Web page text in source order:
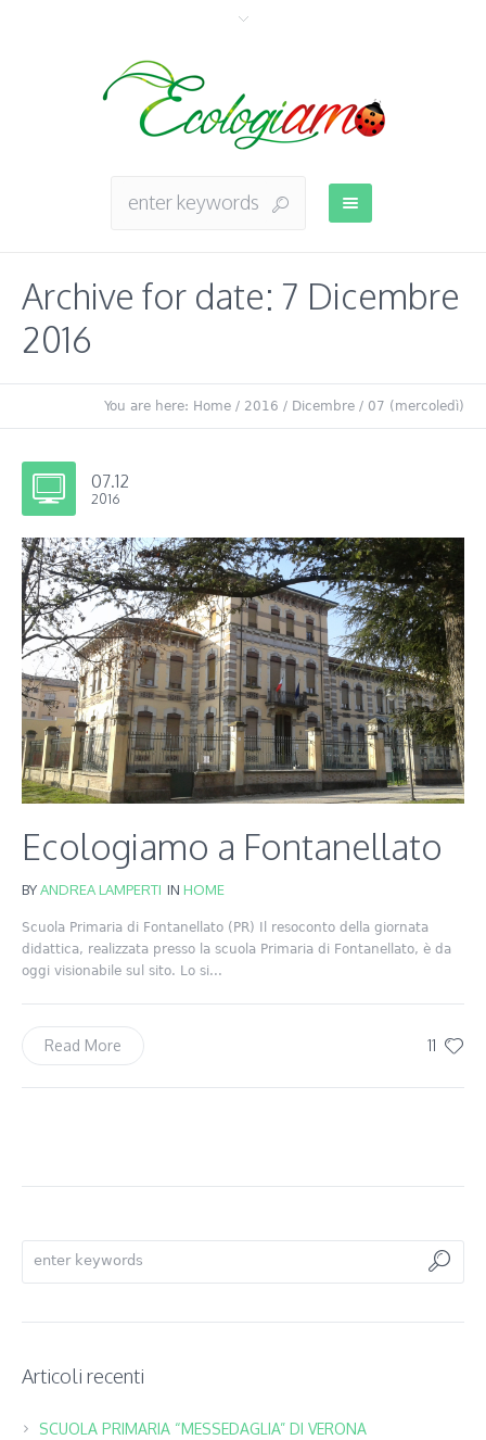
Archive for date: 7 Dicembre
2016
You are here: Home / 2016 / Dicembre / 07 (mercoledì)
07.12
2016
Ecologiamo a Fontanellato
BYANDREA LAMPERTI IN HOME
Scuola Primaria di Fontanellato (PR) Il resoconto della giornata
didattica, realizzata presso la scuola Primaria di Fontanellato, è da
oggi visionabile sul sito. Lo si...
11
Read More
Articoli recenti
SCUOLA PRIMARIA “MESSEDAGLIA” DI VERONA